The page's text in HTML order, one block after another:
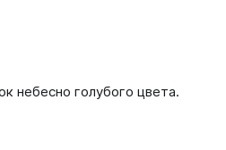
небесно голубого цвета.